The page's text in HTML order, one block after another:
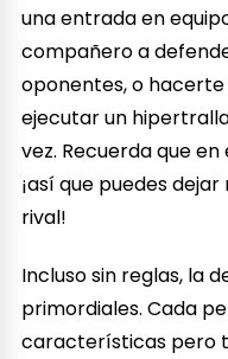
una entrada en
compañero a
oponentes, o
ejecutar un
vez. Recuerda que
¡así que puedes
rival!
Incluso sin reglas, la
primordiales. Cada
características pero